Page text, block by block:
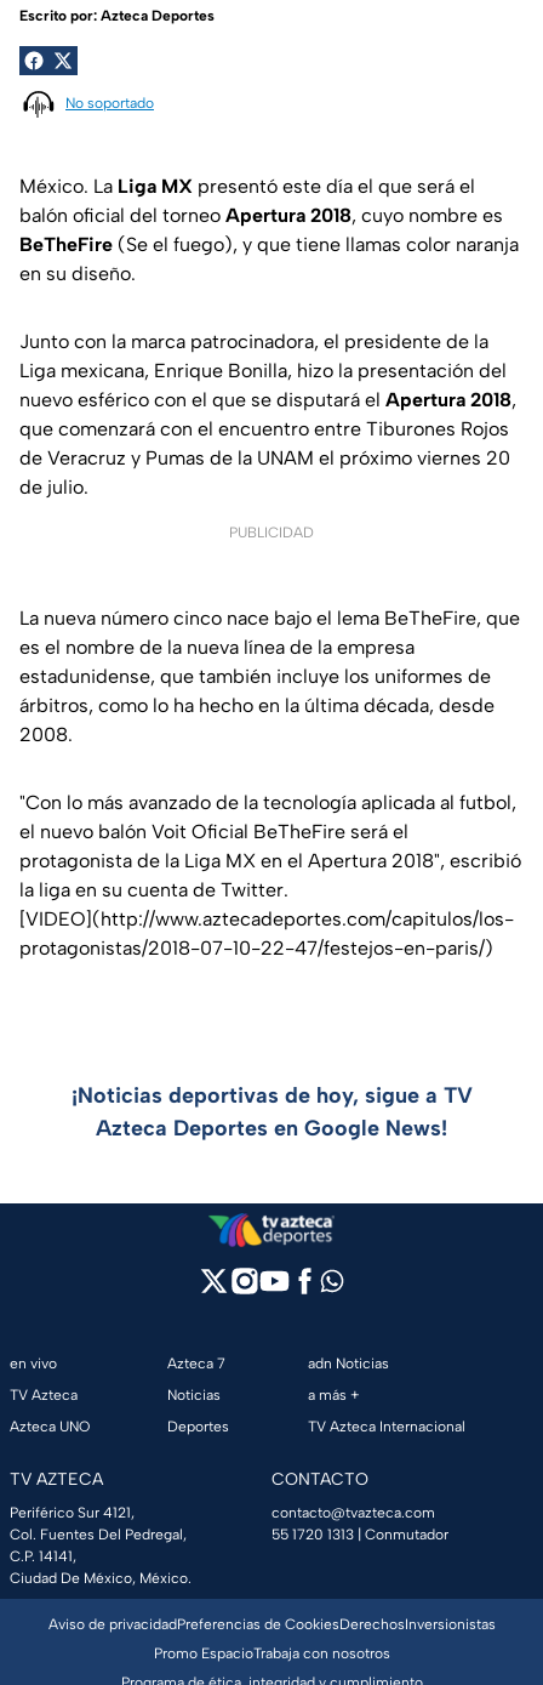
Escrito por: Azteca Deportes
No soportado
México. La Liga MX presentó este día el que será el
balón oficial del torneo Apertura 2018, cuyo nombre es
BeTheFire (Se el fuego), y que tiene llamas color naranja
en su diseño.
Junto con la marca patrocinadora, el presidente de la
Liga mexicana, Enrique Bonilla, hizo la presentación del
nuevo esférico con el que se disputará el Apertura 2018,
que comenzará con el encuentro entre Tiburones Rojos
de Veracruz y Pumas de la UNAM el próximo viernes 20
de julio.
PUBLICIDAD
La nueva número cinco nace bajo el lema BeTheFire, que
es el nombre de la nueva línea de la empresa
estadunidense, que también incluye los uniformes de
árbitros, como lo ha hecho en la última década, desde
2008.
"Con lo más avanzado de la tecnología aplicada al futbol,
el nuevo balón Voit Oficial BeTheFire será el
protagonista de la Liga MX en el Apertura 2018", escribió
la liga en su cuenta de Twitter.
[VIDEO](http://www.aztecadeportes.com/capitulos/los-
protagonistas/2018-07-10-22-47/festejos-en-paris/)
¡Noticias deportivas de hoy, sigue a TV
Azteca Deportes en Google News!
en vivo
TV Azteca
Azteca UNO
Azteca 7
Noticias
Deportes
adn Noticias
a más +
TV Azteca Internacional
TV AZTECA
Periférico Sur 4121,
Col. Fuentes Del Pedregal,
C.P. 14141,
Ciudad De México, México.
CONTACTO
contacto@tvazteca.com
55 1720 1313 | Conmutador
Aviso de privacidadPreferencias de CookiesDerechosInversionistas
Promo EspacioTrabaja con nosotros